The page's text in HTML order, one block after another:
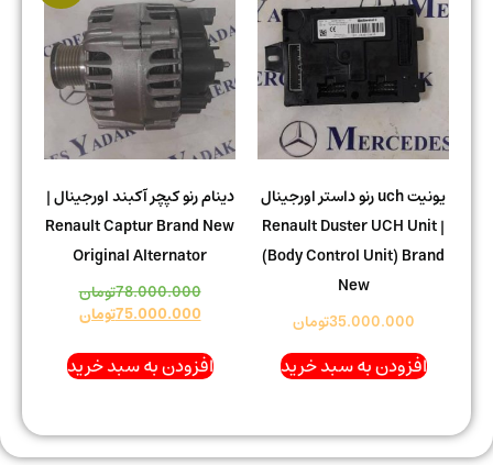
یونیت uch رنو داستر اورجینال
| Renault Duster UCH Unit
(Body Control Unit) Brand
35.000.000تومان
افزودن به سبد خرید
دینام رنو کپچر آکبند اورجینال |
Renault Captur Brand New
Original Alternator
78.000.000تومان
75.000.000تومان
افزودن به سبد خرید